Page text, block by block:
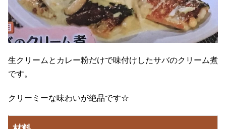
生クリームとカレー粉だけで味付けしたサバのクリーム煮
です。
クリーミーな味わいが絶品です☆